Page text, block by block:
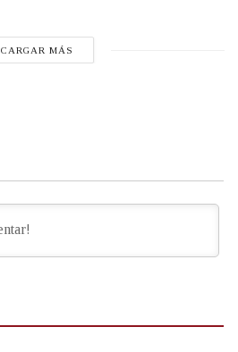
CARGAR MÁS